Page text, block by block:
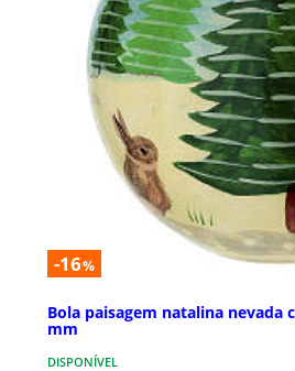
-16%
Bola paisagem natalina nevada
mm
DISPONÍVEL